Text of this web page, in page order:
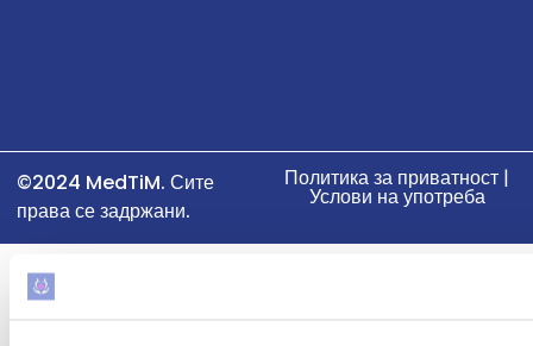
©2024 MedTiM. Сите
права се задржани.
Политика за приватност |
Услови на употреба